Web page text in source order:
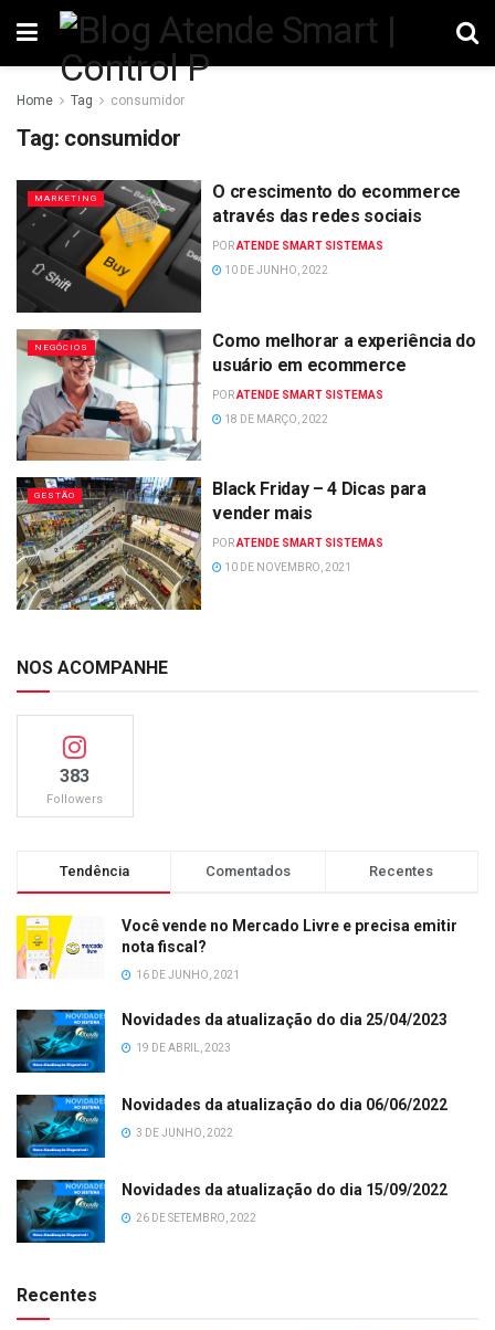
Home Tag consumidor
Tag: consumidor
MARKETING
O crescimento do ecommerce
através das redes sociais
PORATENDE SMART SISTEMAS
10 DE JUNHO, 2022
NEGÓCIOS
Como melhorar a experiência do
usuário em ecommerce
PORATENDE SMART SISTEMAS
18 DE MARÇO, 2022
GESTÃO
Black Friday – 4 Dicas para
vender mais
PORATENDE SMART SISTEMAS
10 DE NOVEMBRO, 2021
NOS ACOMPANHE
383
Followers
Tendência Comentados Recentes
Você vende no Mercado Livre e precisa emitir
nota fiscal?
16 DE JUNHO, 2021
Novidades da atualização do dia 25/04/2023
19 DE ABRIL, 2023
Novidades da atualização do dia 06/06/2022
3 DE JUNHO, 2022
Novidades da atualização do dia 15/09/2022
26 DE SETEMBRO, 2022
Recentes